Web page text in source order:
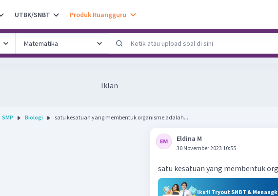
UTBK/SNBT Produk Ruangguru
Iklan
SMP Biologi satu kesatuan yang membentuk organisme adalah...
Eldina M
30 November 2023 10:55
satu kesatuan yang membentuk
Ikuti Tryout SNBT &